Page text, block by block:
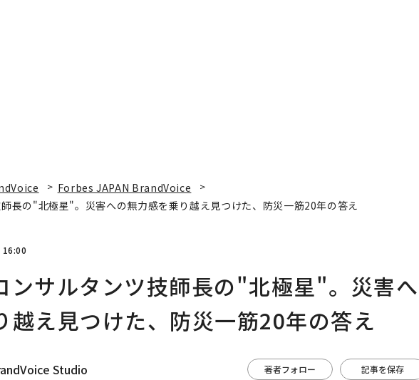
Forbes JAPAN BrandVoice
長の"北極星"。災害への無力感を乗り越え見つけた、防災一筋20年の答え
ンサルタンツ技師長の"北極星"。災害へ
越え見つけた、防災一筋20年の答え
Studio 著者フォロー 記事を保存